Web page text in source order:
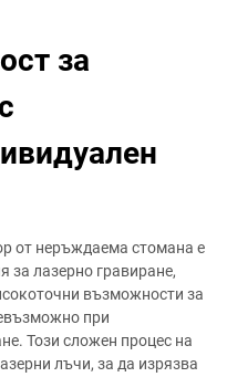
за
от неръждаема стомана е
за лазерно гравиране,
възможности за
при
Този сложен процес на
лъчи, за да изрязва